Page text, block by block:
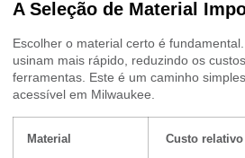
A Seleção de Material
Escolher o material certo é
usinam mais rápido, reduzindo os
ferramentas. Este é um caminho
acessível em Milwaukee.
Material Custo relativo